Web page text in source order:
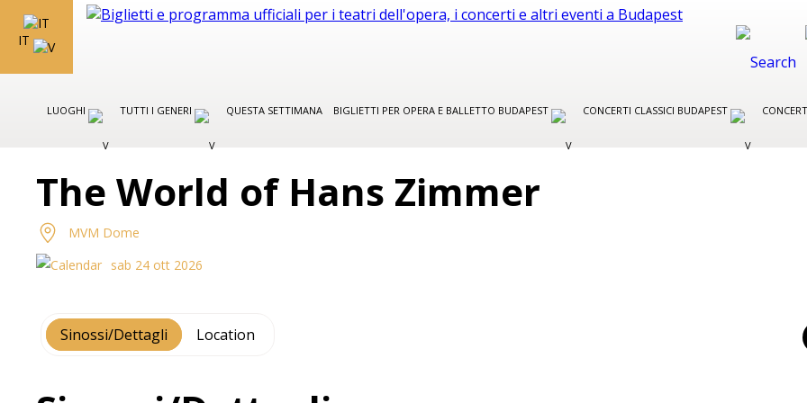
IT
LUOGHI TUTTI I GENERI QUESTA SETTIMANA BIGLIETTI PER OPERA E BALLETTO BUDAPEST CONCERTI CLASSICI BUDAPEST
The World of Hans Zimmer
MVM Dome
sab 24 ott 2026
Sinossi/Dettagli Location